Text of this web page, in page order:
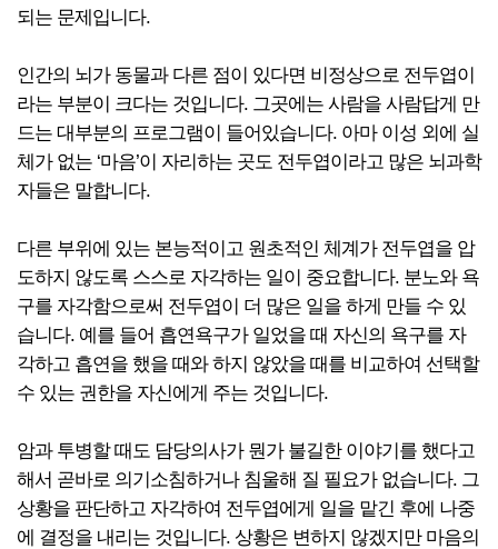
되는 문제입니다.
인간의 뇌가 동물과 다른 점이 있다면 비정상으로 전두엽이
라는 부분이 크다는 것입니다. 그곳에는 사람을 사람답게 만
드는 대부분의 프로그램이 들어있습니다. 아마 이성 외에 실
체가 없는 ‘마음’이 자리하는 곳도 전두엽이라고 많은 뇌과학
자들은 말합니다.
다른 부위에 있는 본능적이고 원초적인 체계가 전두엽을 압
도하지 않도록 스스로 자각하는 일이 중요합니다. 분노와 욕
구를 자각함으로써 전두엽이 더 많은 일을 하게 만들 수 있
습니다. 예를 들어 흡연욕구가 일었을 때 자신의 욕구를 자
각하고 흡연을 했을 때와 하지 않았을 때를 비교하여 선택할
수 있는 권한을 자신에게 주는 것입니다.
암과 투병할 때도 담당의사가 뭔가 불길한 이야기를 했다고
해서 곧바로 의기소침하거나 침울해 질 필요가 없습니다. 그
상황을 판단하고 자각하여 전두엽에게 일을 맡긴 후에 나중
에 결정을 내리는 것입니다. 상황은 변하지 않겠지만 마음의